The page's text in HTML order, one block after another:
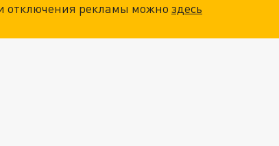
отключения рекламы можноздесь